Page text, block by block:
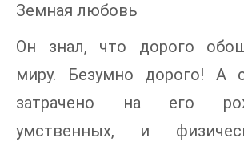
Земная любовь
Он знал, что дорого
миру. Безумно дорого! А
затрачено на его
умственных, и